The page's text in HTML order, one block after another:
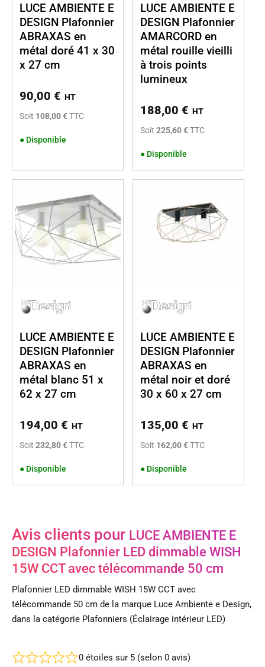
LUCE AMBIENTE E
DESIGN Plafonnier
ABRAXAS en
métal doré 41 x 30
x 27 cm
90,00 € HT
Soit 108,00 €TTC
● Disponible
LUCE AMBIENTE E
DESIGN Plafonnier
AMARCORD en
métal rouille vieilli
à trois points
lumineux
188,00 € HT
Soit 225,60 €TTC
● Disponible
LUCE AMBIENTE E
DESIGN Plafonnier
ABRAXAS en
métal blanc 51 x
62 x 27 cm
194,00 € HT
Soit 232,80 €TTC
● Disponible
LUCE AMBIENTE E
DESIGN Plafonnier
ABRAXAS en
métal noir et doré
30 x 60 x 27 cm
135,00 € HT
Soit 162,00 €TTC
● Disponible
Avis clients pour LUCE AMBIENTE E
DESIGN Plafonnier LED dimmable WISH
15W CCT avec télécommande 50 cm
Plafonnier LED dimmable WISH 15W CCT avec
télécommande 50 cm de la marque Luce Ambiente e Design,
dans la catégorie Plafonniers (Éclairage intérieur LED)
0 étoiles sur 5 (selon 0 avis)